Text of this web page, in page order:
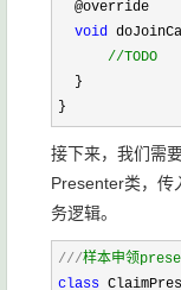
  @override
void
//TODO
  }
}
接下来，我们需
Presenter类，传
务逻辑。
///样本申领
class